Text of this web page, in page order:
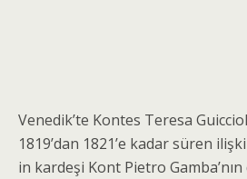
Venedik’te Kontes Teresa
1819’dan 1821’e kadar süren
in kardeşi Kont Pietro